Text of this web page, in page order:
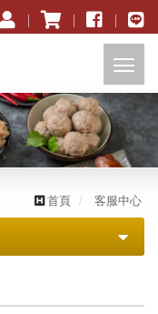
開
啟
主
選
首頁 客服中心